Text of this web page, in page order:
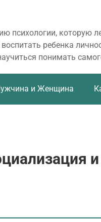
психологии, которую
ребенка
понимать
и Женщина